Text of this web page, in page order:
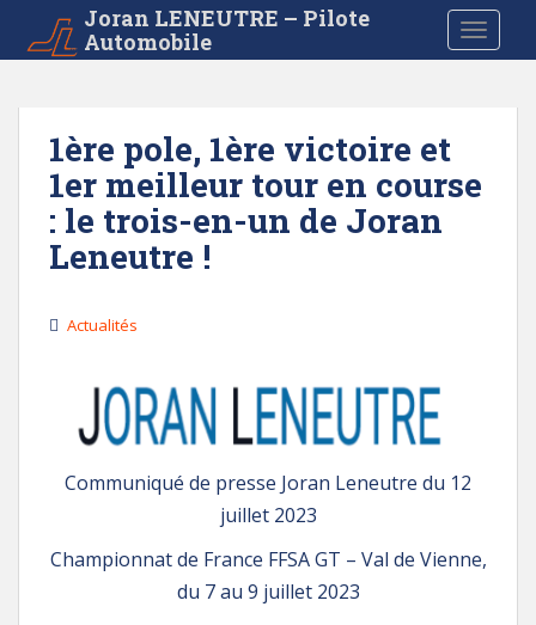
i
Joran LENEUTRE – Pilote
Automobile
1ère pole, 1ère victoire et
1er meilleur tour en course
: le trois-en-un de Joran
Leneutre !
Actualités
Communiqué de presse Joran Leneutre du 12
juillet 2023
Championnat de France FFSA GT – Val de Vienne,
du 7 au 9 juillet 2023